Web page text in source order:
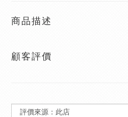
商品描述
顧客評價